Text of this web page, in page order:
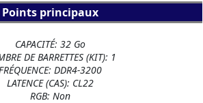
Points principaux
CAPACITÉ: 32 Go
DE BARRETTES (KIT): 1
DDR4-3200
LATENCE (CAS): CL22
RGB: Non